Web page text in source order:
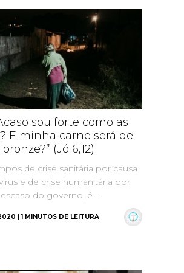
sou forte como as
E minha carne será de
bronze?” (Jó 6,12)
de crise sanitária por causa
e de crise humanitária por
do governo, é ...
| 1 MINUTOS DE LEITURA